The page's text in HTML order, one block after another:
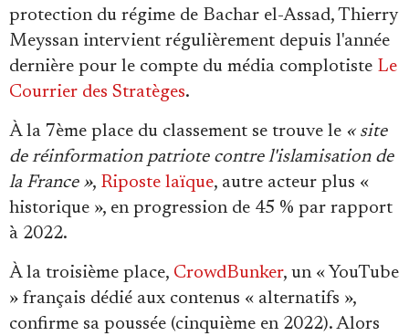
protection du régime de Bachar el-Assad, Thierry
Meyssan intervient régulièrement depuis l'année
dernière pour le compte du média complotiste Le
Courrier des Stratèges.
À la 7ème place du classement se trouve le « site
de réinformation patriote contre l'islamisation de
la France », Riposte laïque, autre acteur plus «
historique », en progression de 45 % par rapport
à 2022.
À la troisième place, CrowdBunker, un « YouTube
» français dédié aux contenus « alternatifs »,
confirme sa poussée (cinquième en 2022). Alors